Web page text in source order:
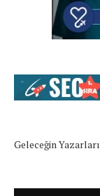
Geleceğin Yazarları